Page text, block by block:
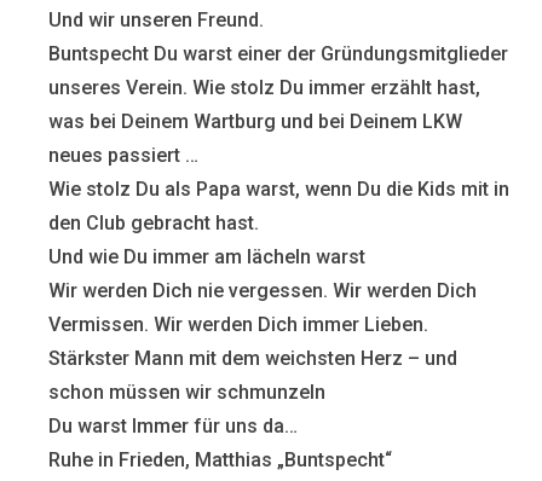
Und wir unseren Freund.
Buntspecht Du warst einer der Gründungsmitglieder
unseres Verein. Wie stolz Du immer erzählt hast,
was bei Deinem Wartburg und bei Deinem LKW
neues passiert …
Wie stolz Du als Papa warst, wenn Du die Kids mit in
den Club gebracht hast.
Und wie Du immer am lächeln warst
Wir werden Dich nie vergessen. Wir werden Dich
Vermissen. Wir werden Dich immer Lieben.
Stärkster Mann mit dem weichsten Herz – und
schon müssen wir schmunzeln
Du warst Immer für uns da…
Ruhe in Frieden, Matthias „Buntspecht“